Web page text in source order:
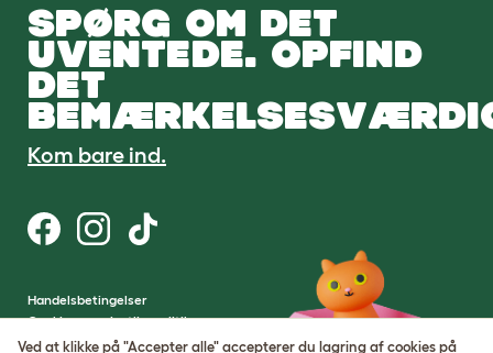
SPØRG OM DET
UVENTEDE. OPFIND
DET
Kom bare ind.
Handelsbetingelser
Cookie- og privatlivspolitik
Cookie Settings
Ved at klikke på "Accepter alle" accepterer du lagring af cookies på